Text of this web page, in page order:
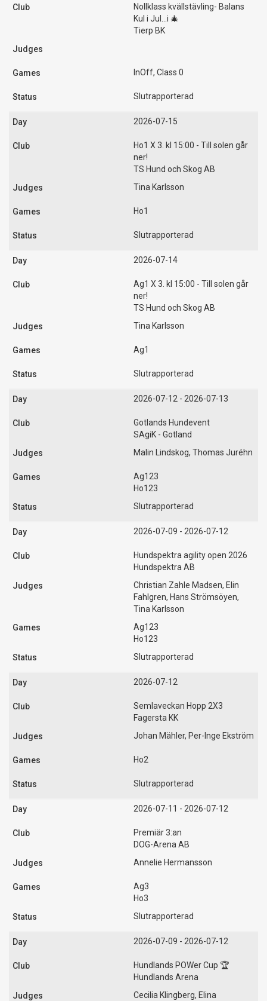
Nollklass kvällstävling- Balans
Kul i Jul...i 🎄
Tierp BK
InOff, Class 0
Slutrapporterad
2026-07-15
Ho1 X 3. kl 15:00 - Till solen går
ner!
TS Hund och Skog AB
Tina Karlsson
Ho1
Slutrapporterad
2026-07-14
Ag1 X 3. kl 15:00 - Till solen går
ner!
TS Hund och Skog AB
Tina Karlsson
Ag1
Slutrapporterad
2026-07-12 - 2026-07-13
Gotlands Hundevent
SAgiK - Gotland
Malin Lindskog, Thomas Juréhn
Ag123
Ho123
Slutrapporterad
2026-07-09 - 2026-07-12
Hundspektra agility open 2026
Hundspektra AB
Christian Zahle Madsen, Elin
Fahlgren, Hans Strömsöyen,
Tina Karlsson
Ag123
Ho123
Slutrapporterad
2026-07-12
Semlaveckan Hopp 2X3
Fagersta KK
Johan Mähler, Per-Inge Ekström
Ho2
Slutrapporterad
2026-07-11 - 2026-07-12
Premiär 3:an
DOG-Arena AB
Annelie Hermansson
Ag3
Ho3
Slutrapporterad
2026-07-09 - 2026-07-12
Hundlands POWer Cup 🏆
Hundlands Arena
Cecilia Klingberg, Elina